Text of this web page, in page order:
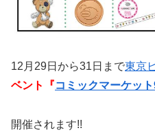
12月29日から31日まで東京
ベント『コミックマーケッ
開催されます!!